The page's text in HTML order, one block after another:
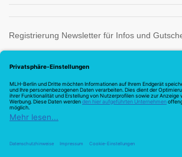
Registrierung Newsletter für Infos und
Wir verwenden sichere Zahlung für